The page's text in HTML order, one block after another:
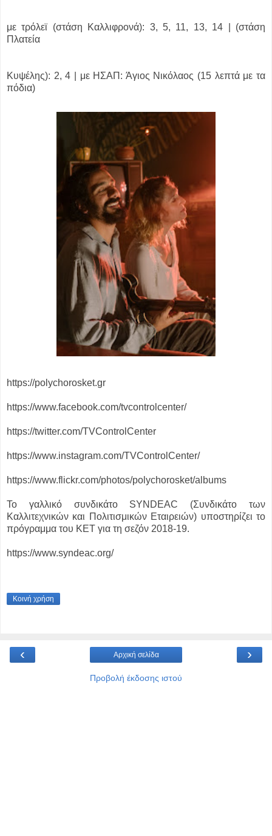
με τρόλεϊ (στάση Καλλιφρονά): 3, 5, 11, 13, 14 | (στάση
Πλατεία
Κυψέλης): 2, 4 | με ΗΣΑΠ: Άγιος Νικόλαος (15 λεπτά με τα
πόδια)
https://polychorosket.gr
https://www.facebook.com/tvcontrolcenter/
https://twitter.com/TVControlCenter
https://www.instagram.com/TVControlCenter/
https://www.flickr.com/photos/polychorosket/albums
Το γαλλικό συνδικάτο SYNDEAC (Συνδικάτο των
Καλλιτεχνικών και Πολιτισμικών Εταιρειών) υποστηρίζει το
πρόγραμμα του ΚΕΤ για τη σεζόν 2018-19.
https://www.syndeac.org/
Κοινή χρήση
‹ ›
Αρχική σελίδα
Προβολή έκδοσης ιστού